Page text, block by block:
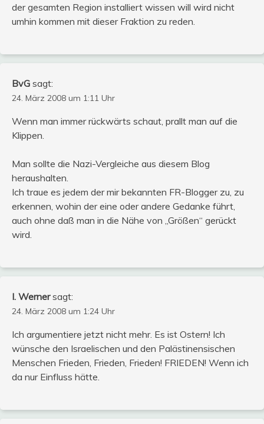
der gesamten Region installiert wissen will wird nicht
umhin kommen mit dieser Fraktion zu reden.
BvG sagt:
24. März 2008 um 1:11 Uhr
Wenn man immer rückwärts schaut, prallt man auf die
Klippen.
Man sollte die Nazi-Vergleiche aus diesem Blog
heraushalten.
Ich traue es jedem der mir bekannten FR-Blogger zu, zu
erkennen, wohin der eine oder andere Gedanke führt,
auch ohne daß man in die Nähe von „Größen“ gerückt
wird.
I. Werner sagt:
24. März 2008 um 1:24 Uhr
Ich argumentiere jetzt nicht mehr. Es ist Ostern! Ich
wünsche den Israelischen und den Palästinensischen
Menschen Frieden, Frieden, Frieden! FRIEDEN! Wenn ich
da nur Einfluss hätte.